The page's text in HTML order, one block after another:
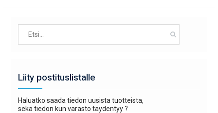
Search
Liity postituslistalle
Haluatko saada tiedon uusista tuotteista,
sekä tiedon kun varasto täydentyy ?